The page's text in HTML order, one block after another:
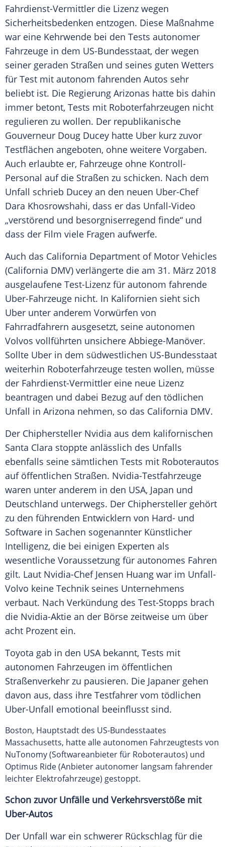
Fahrdienst-Vermittler die Lizenz wegen
Sicherheitsbedenken entzogen. Diese Maßnahme
war eine Kehrwende bei den Tests autonomer
Fahrzeuge in dem US-Bundesstaat, der wegen
seiner geraden Straßen und seines guten Wetters
für Test mit autonom fahrenden Autos sehr
beliebt ist. Die Regierung Arizonas hatte bis dahin
immer betont, Tests mit Roboterfahrzeugen nicht
regulieren zu wollen. Der republikanische
Gouverneur Doug Ducey hatte Uber kurz zuvor
Testflächen angeboten, ohne weitere Vorgaben.
Auch erlaubte er, Fahrzeuge ohne Kontroll-
Personal auf die Straßen zu schicken. Nach dem
Unfall schrieb Ducey an den neuen Uber-Chef
Dara Khosrowshahi, dass er das Unfall-Video
„verstörend und besorgniserregend finde“ und
dass der Film viele Fragen aufwerfe.
Auch das California Department of Motor Vehicles
(California DMV) verlängerte die am 31. März 2018
ausgelaufene Test-Lizenz für autonom fahrende
Uber-Fahrzeuge nicht. In Kalifornien sieht sich
Uber unter anderem Vorwürfen von
Fahrradfahrern ausgesetzt, seine autonomen
Volvos vollführten unsichere Abbiege-Manöver.
Sollte Uber in dem südwestlichen US-Bundesstaat
weiterhin Roboterfahrzeuge testen wollen, müsse
der Fahrdienst-Vermittler eine neue Lizenz
beantragen und dabei Bezug auf den tödlichen
Unfall in Arizona nehmen, so das California DMV.
Der Chiphersteller Nvidia aus dem kalifornischen
Santa Clara stoppte anlässlich des Unfalls
ebenfalls seine sämtlichen Tests mit Roboterautos
auf öffentlichen Straßen. Nvidia-Testfahrzeuge
waren unter anderem in den USA, Japan und
Deutschland unterwegs. Der Chiphersteller gehört
zu den führenden Entwicklern von Hard- und
Software in Sachen sogenannter Künstlicher
Intelligenz, die bei einigen Experten als
wesentliche Voraussetzung für autonomes Fahren
gilt. Laut Nvidia-Chef Jensen Huang war im Unfall-
Volvo keine Technik seines Unternehmens
verbaut. Nach Verkündung des Test-Stopps brach
die Nvidia-Aktie an der Börse zeitweise um über
acht Prozent ein.
Toyota gab in den USA bekannt, Tests mit
autonomen Fahrzeugen im öffentlichen
Straßenverkehr zu pausieren. Die Japaner gehen
davon aus, dass ihre Testfahrer vom tödlichen
Uber-Unfall emotional beeinflusst sind.
Boston, Hauptstadt des US-Bundesstaates
Massachusetts, hatte alle autonomen Fahrzeugtests von
NuTonomy (Softwareanbieter für Roboterautos) und
Optimus Ride (Anbieter autonomer langsam fahrender
leichter Elektrofahrzeuge) gestoppt.
Schon zuvor Unfälle und Verkehrsverstöße mit
Uber-Autos
Der Unfall war ein schwerer Rückschlag für die